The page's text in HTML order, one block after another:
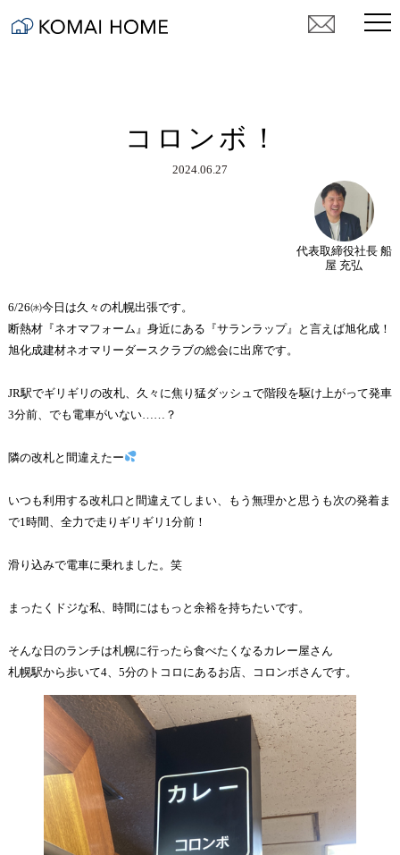
コロンボ！
2024.06.27
代表取締役社長 船
屋 充弘
6/26㈬今日は久々の札幌出張です。
断熱材『ネオマフォーム』身近にある『サランラップ』と言えば旭化成！
旭化成建材ネオマリーダースクラブの総会に出席です。
JR駅でギリギリの改札、久々に焦り猛ダッシュで階段を駆け上がって発車
3分前、でも電車がいない……？
隣の改札と間違えたー
いつも利用する改札口と間違えてしまい、もう無理かと思うも次の発着ま
で1時間、全力で走りギリギリ1分前！
滑り込みで電車に乗れました。笑
まったくドジな私、時間にはもっと余裕を持ちたいです。
そんな日のランチは札幌に行ったら食べたくなるカレー屋さん
札幌駅から歩いて4、5分のトコロにあるお店、コロンボさんです。